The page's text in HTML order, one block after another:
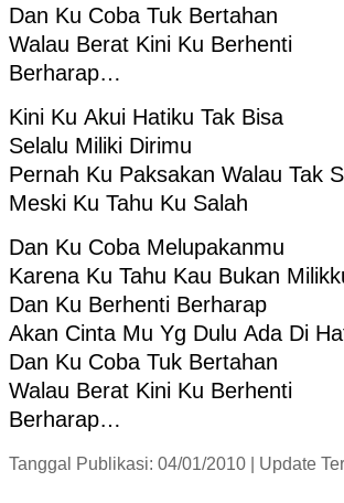
Dan Ku Coba Tuk Bertahan
Walau Berat Kini Ku Berhenti
Berharap…
Kini Ku Akui Hatiku Tak Bisa
Selalu Miliki Dirimu
Pernah Ku Paksakan Walau Tak
Meski Ku Tahu Ku Salah
Dan Ku Coba Melupakanmu
Karena Ku Tahu Kau Bukan
Dan Ku Berhenti Berharap
Akan Cinta Mu Yg Dulu Ada Di
Dan Ku Coba Tuk Bertahan
Walau Berat Kini Ku Berhenti
Berharap…
Tanggal Publikasi: 04/01/2010 | Update